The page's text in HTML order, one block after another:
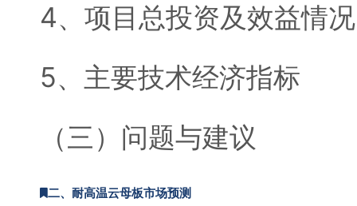
4、项目总投资及效益情况
5、主要技术经济指标
（三）问题与建议
二、耐高温云母板市场预测